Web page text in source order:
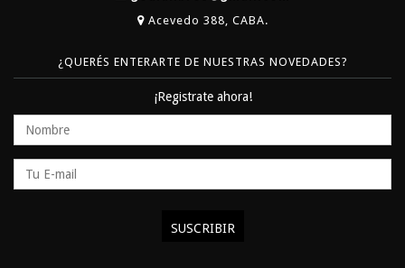
Acevedo 388, CABA.
¿QUERÉS ENTERARTE DE NUESTRAS NOVEDADES?
¡Registrate ahora!